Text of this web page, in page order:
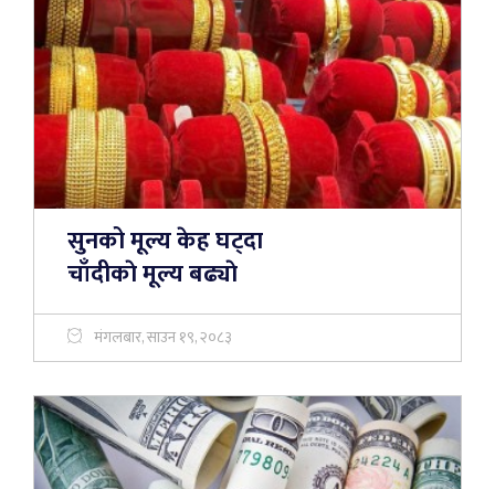
सुनको मूल्य केह घट्दा
चाँदीकाे मूल्य बढ्याे
मंगलबार, साउन १९, २०८३